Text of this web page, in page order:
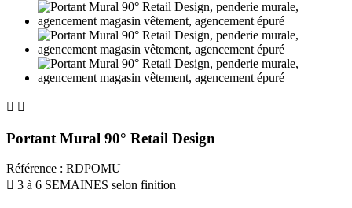
 
Portant Mural 90° Retail Design
Référence : RDPOMU
 3 à 6 SEMAINES selon finition